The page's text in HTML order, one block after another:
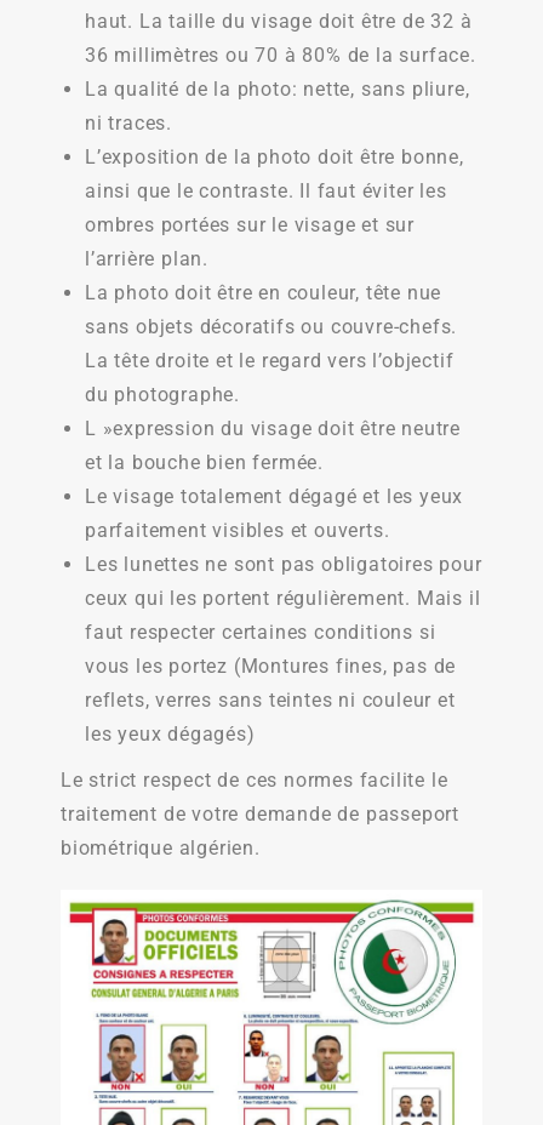
haut. La taille du visage doit être de 32 à
36 millimètres ou 70 à 80% de la surface.
La qualité de la photo: nette, sans pliure,
ni traces.
L’exposition de la photo doit être bonne,
ainsi que le contraste. Il faut éviter les
ombres portées sur le visage et sur
l’arrière plan.
La photo doit être en couleur, tête nue
sans objets décoratifs ou couvre-chefs.
La tête droite et le regard vers l’objectif
du photographe.
L »expression du visage doit être neutre
et la bouche bien fermée.
Le visage totalement dégagé et les yeux
parfaitement visibles et ouverts.
Les lunettes ne sont pas obligatoires pour
ceux qui les portent régulièrement. Mais il
faut respecter certaines conditions si
vous les portez (Montures fines, pas de
reflets, verres sans teintes ni couleur et
les yeux dégagés)
Le strict respect de ces normes facilite le
traitement de votre demande de passeport
biométrique algérien.